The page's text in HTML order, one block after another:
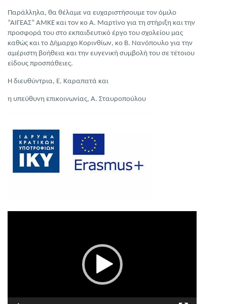
Παράλληλα, θα θέλαμε να ευχαριστήσουμε τον όμιλο
“ΑΙΓΕΑΣ” ΑΜΚΕ και τον κο Α. Μαρτίνο για τη στήριξη και την
προσφορά του στο εκπαιδευτικό έργο του σχολείου μας
καθώς και το Δήμαρχο Κορινθίων, κο Β. Νανόπουλο για την
αμέριστη βοήθεια και την ευγενική συμβολή του σε τέτοιου
είδους προσπάθειες.
Η διευθύντρια, Ε. Καραπατά και
η υπεύθυνη επικοινωνίας, Α. Σταυροπούλου